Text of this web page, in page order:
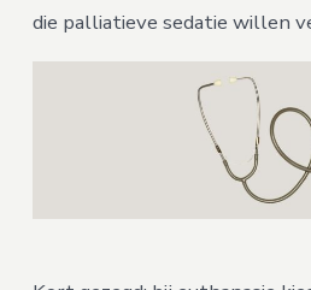
die palliatieve sedatie willen